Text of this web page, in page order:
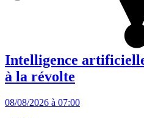
Intelligence
à la révolte
08/08/2026 à 07:00